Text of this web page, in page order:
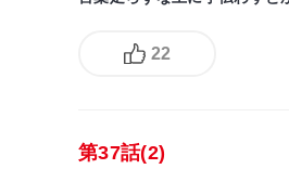
22
第37話(2)